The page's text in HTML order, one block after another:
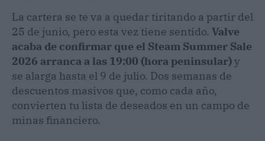
La cartera se te va a quedar tiritando a partir del
25 de junio, pero esta vez tiene sentido. Valve
acaba de confirmar que el Steam Summer Sale
2026 arranca a las 19:00 (hora peninsular)y
se alarga hasta el 9 de julio. Dos semanas de
descuentos masivos que, como cada año,
convierten tu lista de deseados en un campo de
minas financiero.